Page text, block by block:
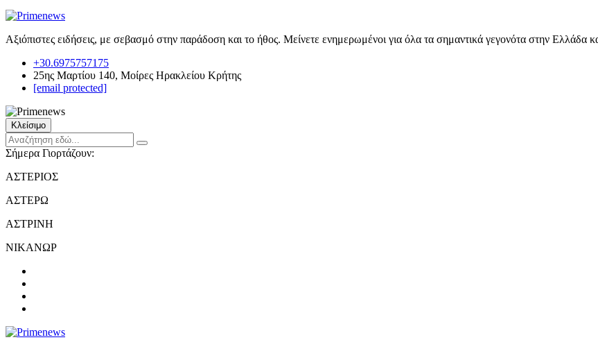
Αξιόπιστες ειδήσεις, με σεβασμό στην παράδοση και το ήθος. Μείνετε ενημερωμένοι για όλα τα σημαντικά γεγονότα στην Ελλάδα
+30.6975757175
25ης Μαρτίου 140, Μοίρες Ηρακλείου Κρήτης
[email protected]
Κλείσιμο
Σήμερα Γιορτάζουν:
ΑΣΤΕΡΙΟΣ
ΑΣΤΕΡΩ
ΑΣΤΡΙΝΗ
ΝΙΚΑΝΩΡ